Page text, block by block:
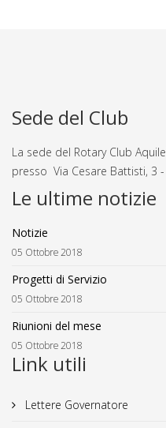
Sede del Club
La sede del Rotary Club
presso Via Cesare Battisti, 3
Le ultime notizie
Notizie
05 Ottobre 2018
Progetti di Servizio
05 Ottobre 2018
Riunioni del mese
05 Ottobre 2018
Link utili
Lettere Governatore